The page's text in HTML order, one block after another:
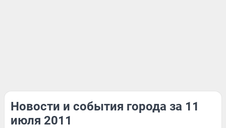
Новости и события города за 11
июля 2011